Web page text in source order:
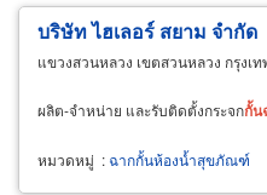
บริษัท ไฮเลอร์ สยาม จำกัด
แขวงสวนหลวง เขตสวนหลวง กรุงเ
ผลิต-จำหน่าย และรับติดตั้งกระจกกั้น
หมวดหมู่ : ฉากกั้นห้องน้ำสุขภัณฑ์